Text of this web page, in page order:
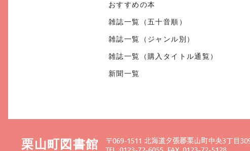
おすすめの本
雑誌一覧（五十音順）
雑誌一覧（ジャンル別）
雑誌一覧（購入タイトル通覧）
新聞一覧
栗山町図書館